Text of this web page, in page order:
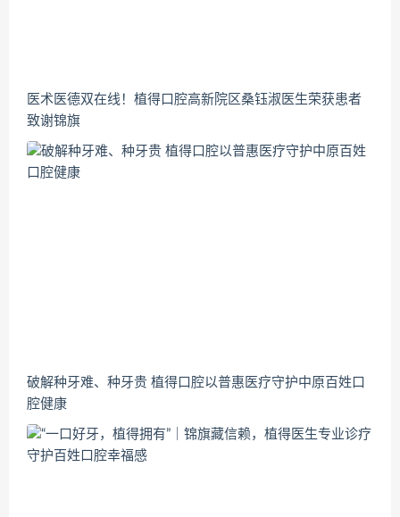
医术医德双在线！植得口腔高新院区桑钰淑医生荣获患者
致谢锦旗
破解种牙难、种牙贵 植得口腔以普惠医疗守护中原百姓口
腔健康